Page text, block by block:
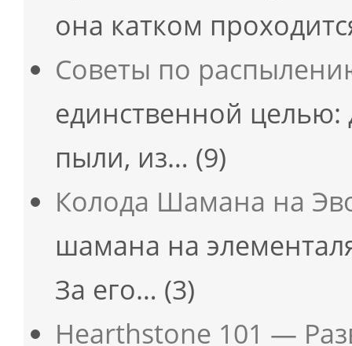
она катком
Советы по
единственной целью:
пыли, из… (9)
Колода Шамана на
шамана на
За его… (3)
Hearthstone 101 —